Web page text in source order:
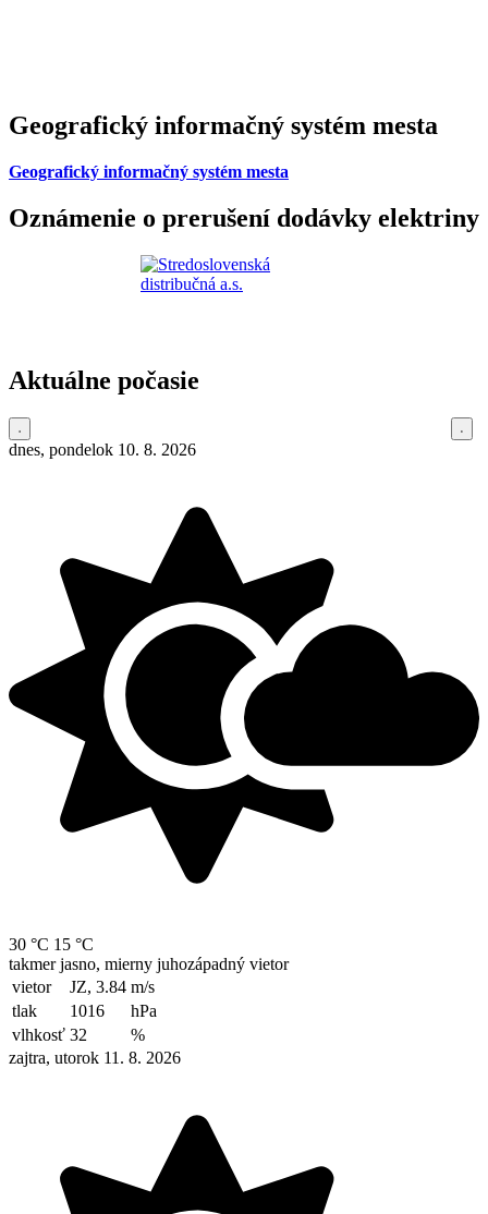
Geografický informačný systém mesta
Geografický informačný systém mesta
Oznámenie o prerušení dodávky elektriny
Aktuálne počasie
dnes, pondelok 10. 8. 2026
30 °C 15 °C
takmer jasno, mierny juhozápadný vietor
vietor
JZ, 3.84 m/s
tlak
1016
hPa
vlhkosť 32
%
zajtra, utorok 11. 8. 2026